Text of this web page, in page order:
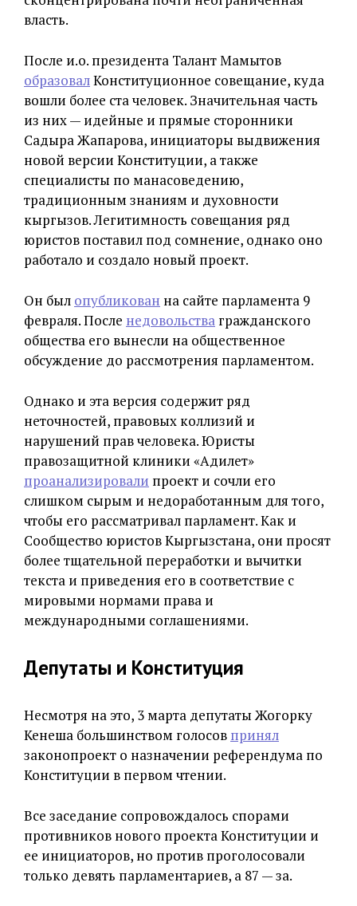
власть.
После и.о. президента Талант Мамытов
образовалКонституционное совещание, куда
вошли более ста человек. Значительная часть
из них — идейные и прямые сторонники
Садыра Жапарова, инициаторы выдвижения
новой версии Конституции, а также
специалисты по манасоведению,
традиционным знаниям и духовности
кыргызов. Легитимность совещания ряд
юристов поставил под сомнение, однако оно
работало и создало новый проект.
Он был опубликован на сайте парламента 9
февраля. После недовольства гражданского
общества его вынесли на общественное
обсуждение до рассмотрения парламентом.
Однако и эта версия содержит ряд
неточностей, правовых коллизий и
нарушений прав человека. Юристы
правозащитной клиники «Адилет»
проанализировали проект и сочли его
слишком сырым и недоработанным для того,
чтобы его рассматривал парламент. Как и
Сообщество юристов Кыргызстана, они просят
более тщательной переработки и вычитки
текста и приведения его в соответствие с
мировыми нормами права и
международными соглашениями.
Депутаты и Конституция
Несмотря на это, 3 марта депутаты Жогорку
Кенеша большинством голосов принял
законопроект о назначении референдума по
Конституции в первом чтении.
Все заседание сопровождалось спорами
противников нового проекта Конституции и
ее инициаторов, но против проголосовали
только девять парламентариев, а 87 — за.